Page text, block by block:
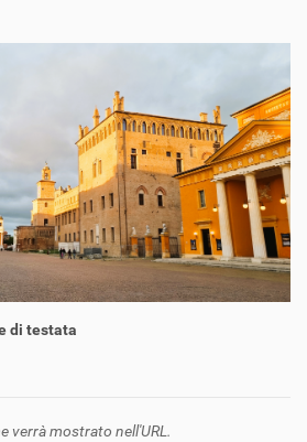
di testata
verrà mostrato nell'URL.